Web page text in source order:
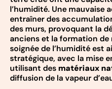
l’humidité. Une mauvaise
entraîner des
des murs, provoquant la
anciens et la formation de
soignée de l’humidité est
stratégique, avec la mise
utilisant des matériaux
diffusion de la vapeur